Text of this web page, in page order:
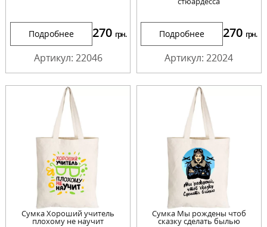
Подробнее 270 грн.
Артикул: 22046
Подробнее 270 грн.
Артикул: 22024
Сумка Хороший учитель
плохому не научит
Сумка Мы рождены чтоб
сказку сделать былью